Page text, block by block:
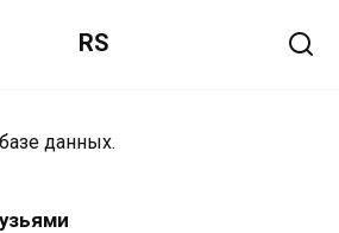
RS
данных.